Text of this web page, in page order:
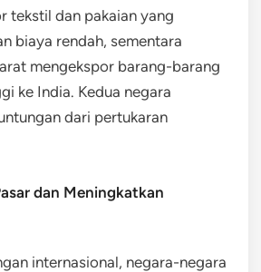
tekstil dan pakaian yang
biaya rendah, sementara
mengekspor barang-barang
ke India. Kedua negara
dari pertukaran
dan Meningkatkan
internasional, negara-negara